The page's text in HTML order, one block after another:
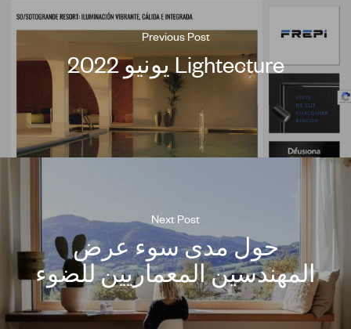
Previous Post
Lightecture يونيو 2022
Next Post
حول مدى سوء عرض
المهندسين المعماريين للضوء